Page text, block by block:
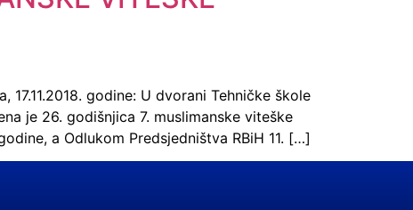
17.11.2018. godine: U dvorani Tehničke škole
je 26. godišnjica 7. muslimanske viteške
a Odlukom Predsjedništva RBiH 11. […]